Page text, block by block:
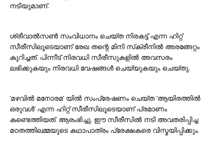
നടിയുമാണ്.
ശ്രീവാൽസൺ സംവിധാനം ചെയ്ത നിരകട്ട് എന്ന ഹിറ്റ്
സീരീസിലൂടെയാണ് രേഖ തന്റെ മിനി സ്‌ക്രീനിൽ അരങ്ങേറ്റം
കുറിച്ചത്. പിന്നീട് നിരവധി സീരീസുകളിൽ അവസരം
ലഭിക്കുകയും നിരവധി വേഷങ്ങൾ ചെയ്യുകയും ചെയ്തു.
‘മഴവില്‍ മനോരമ’ യിൽ സംപ്രേഷണം ചെയ്ത ‘ആയിരത്തിൽ
ഒരുവൾ’ എന്ന ഹിറ്റ് സീരീസിലൂടെയാണ് പ്രമാണം
കണ്ടെത്തിയത്. ആരംഭിച്ചു. ഈ സീരീസിൽ നടി അവതരിപ്പിച്ച
മഠതത്തിലമ്മയുടെ കഥാപാത്രം പ്രേക്ഷകരെ വിസ്മയിപ്പിക്കും.